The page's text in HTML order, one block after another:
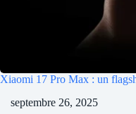
Xiaomi 17 Pro Max : un
septembre 26, 2025